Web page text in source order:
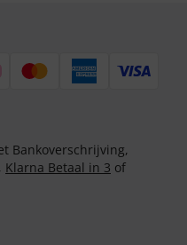
Bankoverschrijving,
, Klarna Betaal in 3 of